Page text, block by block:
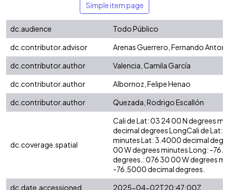
Simple item page
dc.audience
Todo Público
dc.contributor.advisor
Arenas Guerrero, Fernando
dc.contributor.author
Valencia, Camila García
dc.contributor.author
Albornoz, Felipe Henao
dc.contributor.author
Quezada, Rodrigo Escallón
dc.coverage.spatial
Cali de Lat: 03 24 00 N degrees
decimal degrees LongCali de Lat:
minutes Lat: 3.4000 decimal
00 W degrees minutes Long: -
degrees.: 076 30 00 W degrees
-76.5000 decimal degrees.
dc.date.accessioned
2025-04-02T20:47:00Z